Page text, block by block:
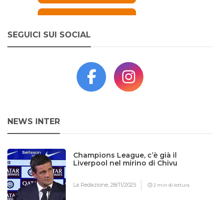
SEGUICI SUI SOCIAL
NEWS INTER
Champions League, c’è già il
Liverpool nel mirino di Chivu
La Redazione,28/11/2025 2 min di lettura